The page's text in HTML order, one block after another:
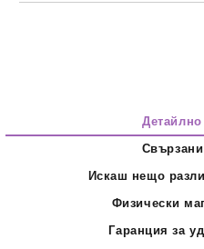
Искаш нещо
Физически
Гаранция за